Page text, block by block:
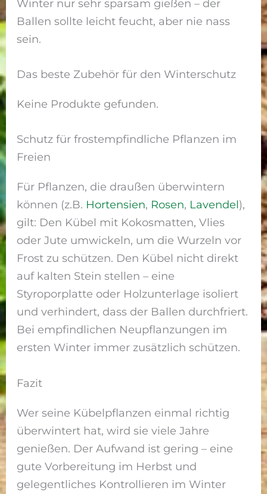
Winter nur sehr sparsam gießen – der
Ballen sollte leicht feucht, aber nie nass
sein.
Das beste Zubehör für den Winterschutz
Keine Produkte gefunden.
Schutz für frostempfindliche Pflanzen im
Freien
Für Pflanzen, die draußen überwintern
können (z.B. Hortensien, Rosen, Lavendel),
gilt: Den Kübel mit Kokosmatten, Vlies
oder Jute umwickeln, um die Wurzeln vor
Frost zu schützen. Den Kübel nicht direkt
auf kalten Stein stellen – eine
Styroporplatte oder Holzunterlage isoliert
und verhindert, dass der Ballen durchfriert.
Bei empfindlichen Neupflanzungen im
ersten Winter immer zusätzlich schützen.
Fazit
Wer seine Kübelpflanzen einmal richtig
überwintert hat, wird sie viele Jahre
genießen. Der Aufwand ist gering – eine
gute Vorbereitung im Herbst und
gelegentliches Kontrollieren im Winter